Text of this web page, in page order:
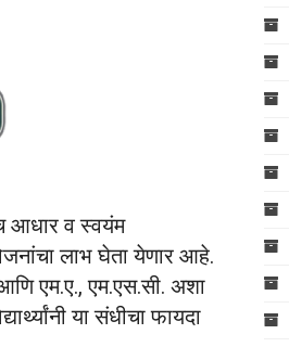
आधार व स्वयंम
लाभ घेता येणार आहे.
एम.ए., एम.एस.सी. अशा
या संधीचा फायदा